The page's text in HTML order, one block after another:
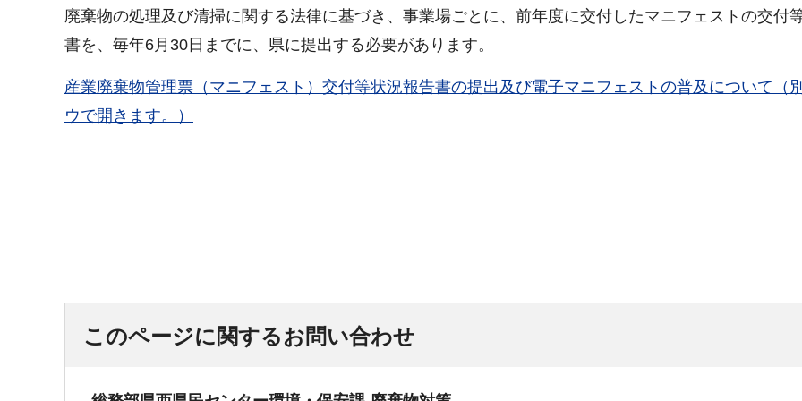
廃棄物の処理及び清掃に関する法律に基づき、事業場ごとに、前年度に交付したマニフェストの交付
書を、毎年6月30日までに、県に提出する必要があります。
産業廃棄物管理票（マニフェスト）交付等状況報告書の提出及び電子マニフェストの普及について（
ウで開きます。）
このページに関するお問い合わせ